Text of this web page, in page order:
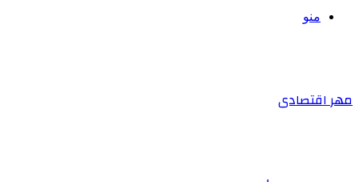
منو
مهر اقتصادی